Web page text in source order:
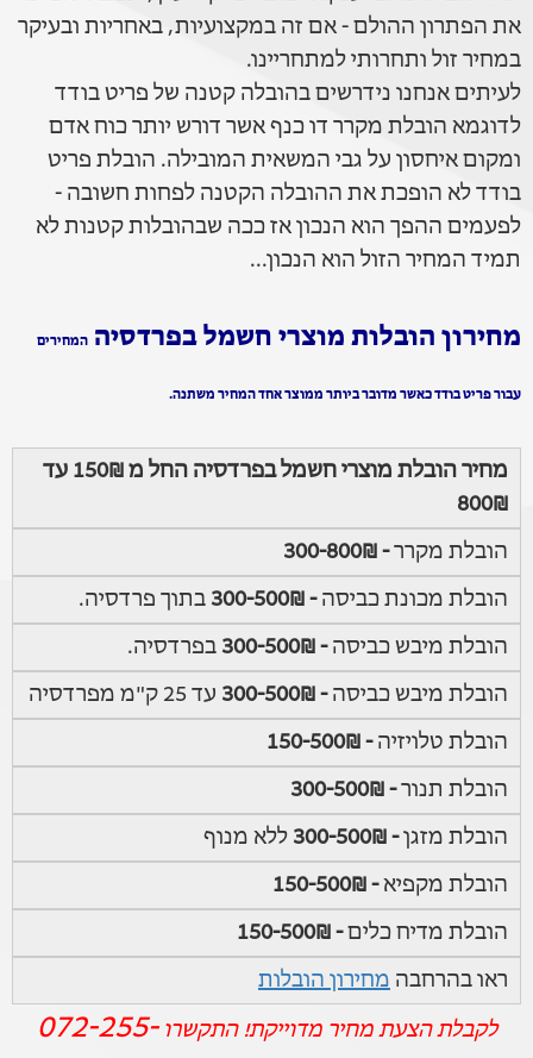
את הפתרון ההולם - אם זה במקצועיות, באחריות ובעיקר
במחיר זול ותחרותי למתחריינו.
לעיתים אנחנו נידרשים בהובלה קטנה של פריט בודד
לדוגמא הובלת מקרר דו כנף אשר דורש יותר כוח אדם
ומקום איחסון על גבי המשאית המובילה. הובלת פריט
בודד לא הופכת את ההובלה הקטנה לפחות חשובה -
לפעמים ההפך הוא הנכון אז ככה שבהובלות קטנות לא
תמיד המחיר הזול הוא הנכון...
מחירון הובלות מוצרי חשמל בפרדסיה המחירים
עבור פריט בודד כאשר מדובר ביותר ממוצר אחד המחיר משתנה.
מחיר הובלת מוצרי חשמל בפרדסיה החל מ 150₪ עד
800₪
הובלת מקרר- 300-800₪
הובלת מכונת כביסה - 300-500₪
בתוך פרדסיה.
הובלת מיבש כביסה - 300-500₪
בפרדסיה.
הובלת מיבש כביסה - 300-500₪
עד 25 ק"מ מפרדסיה
הובלת טלויזיה - 150-500₪
הובלת תנור- 300-500₪
הובלת מזגן- 300-500₪
ללא מנוף
הובלת מקפיא- 150-500₪
הובלת מדיח כלים- 150-500₪
ראו בהרחבה מחירון הובלות
לקבלת הצעת מחיר מדוייקת! התקשרו072-255-